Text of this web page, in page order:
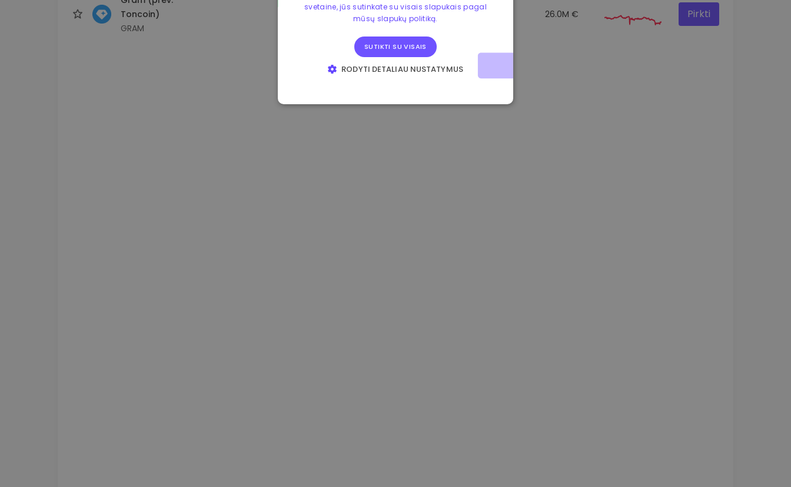
Toncoin)
GRAM
1.170000 € -1.80% 3.2B € 26.0M € Pirkti
svetaine, jūs sutinkate su visais slapukais pagal
mūsų slapukų politiką.
SUTIKTI SU VISAIS
RODYTI DETALIAU NUSTATYMUS